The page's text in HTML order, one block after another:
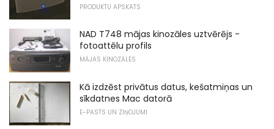
PRODUKTU APSKATS
NAD T748 mājas kinozāles uztvērējs -
fotoattēlu profils
MĀJAS KINOZĀLES
Kā izdzēst privātus datus, kešatmiņas un
sīkdatnes Mac datorā
E-PASTS UN ZIŅOJUMI